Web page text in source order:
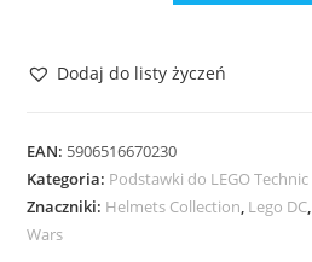
CaDA
RX-
7
RC
C61502W
Dodaj do listy życzeń
EAN: 5906516670230
Kategoria: Podstawki do LEGO Technic
Znaczniki: Helmets Collection, Lego DC,
Wars